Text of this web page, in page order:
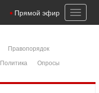
Toggle
Прямой эфир
Правопорядок
Политика
Опросы